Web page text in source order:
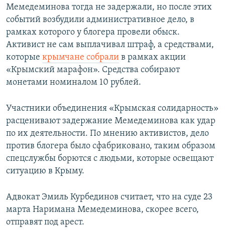
Мемедеминова тогда не задержали, но после этих
событий возбудили административное дело, в
рамках которого у блогера провели обыск.
Активист не сам выплачивал штраф, а средствами,
которые крымчане собрали в рамках акции
«Крымский марафон». Средства собирают
монетами номиналом 10 рублей.
Участники объединения «Крымская солидарность»
расценивают задержание Мемедеминова как удар
по их деятельности. По мнению активистов, дело
против блогера было сфабриковано, таким образом
спецслужбы борются с людьми, которые освещают
ситуацию в Крыму.
Адвокат Эмиль Курбединов считает, что на суде 23
марта Наримана Мемедеминова, скорее всего,
отправят под арест.